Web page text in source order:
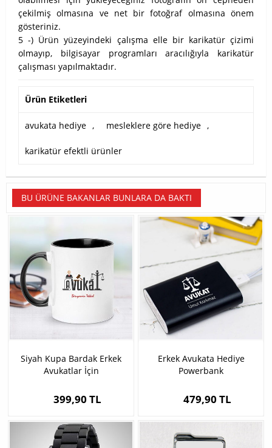
çekilmiş olmasına ve net bir fotoğraf olmasına önem
gösteriniz.
5 -) Ürün yüzeyindeki çalışma elle bir karikatür çizimi
olmayıp, bilgisayar programları aracılığıyla karikatür
çalışması yapılmaktadır.
Ürün Etiketleri
avukata hediye , mesleklere göre hediye ,
karikatür efektli ürünler
BU ÜRÜNE BAKANLAR BUNLARA DA BAKTI
Siyah Kupa Bardak Erkek
Avukatlar İçin
399,90 TL
Erkek Avukata Hediye
Powerbank
479,90 TL